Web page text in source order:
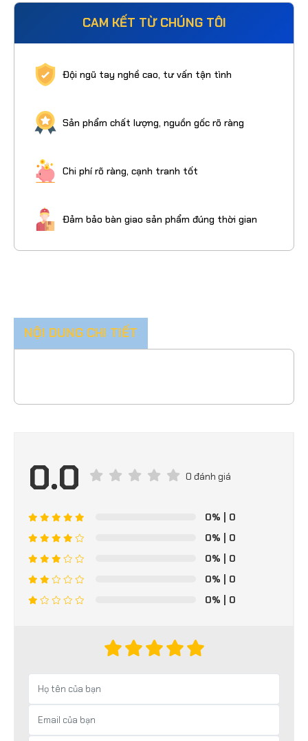
CAM KẾT TỪ CHÚNG TÔI
Đội ngũ tay nghề cao, tư vấn tận tình
Sản phẩm chất lượng, nguồn gốc rõ ràng
Chi phí rõ ràng, cạnh tranh tốt
Đảm bảo bàn giao sản phẩm đúng thời gian
NỘI DUNG CHI TIẾT
0.0 0 đánh giá
0% | 0
0% | 0
0% | 0
0% | 0
0% | 0